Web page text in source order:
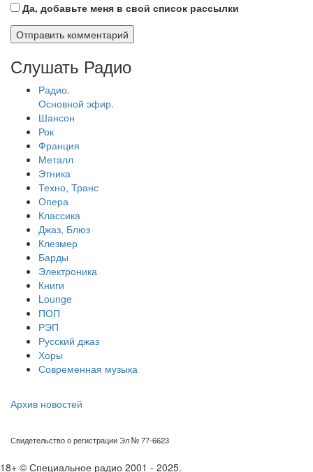
Да, добавьте меня в свой список рассылки
Слушать Радио
Радио.
Основной эфир.
Шансон
Рок
Франция
Металл
Этника
Техно, Транс
Опера
Классика
Джаз, Блюз
Клезмер
Барды
Электроника
Книги
Lounge
ПОП
РЭП
Русский джаз
Хоры
Современная музыка
Архив новостей
Свидетельство о регистрации Эл № 77-6623
18+ © Специальное радио 2001 - 2025.